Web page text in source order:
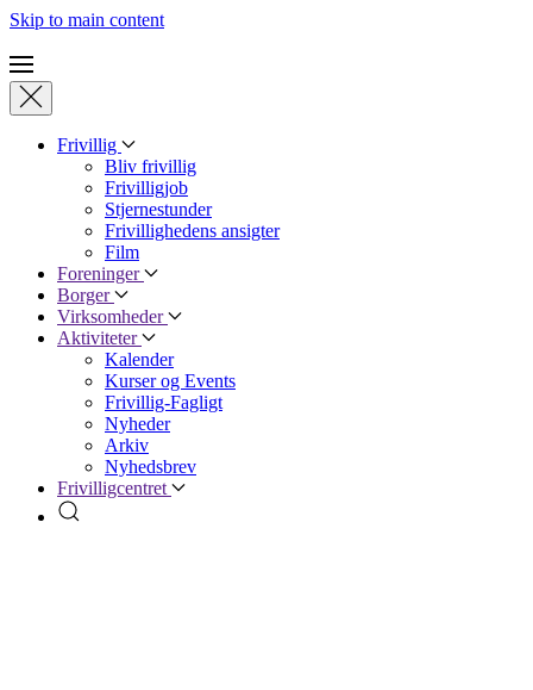
Skip to main content
Frivillig
Bliv frivillig
Frivilligjob
Stjernestunder
Frivillighedens ansigter
Film
Foreninger
Borger
Virksomheder
Aktiviteter
Kalender
Kurser og Events
Frivillig-Fagligt
Nyheder
Arkiv
Nyhedsbrev
Frivilligcentret